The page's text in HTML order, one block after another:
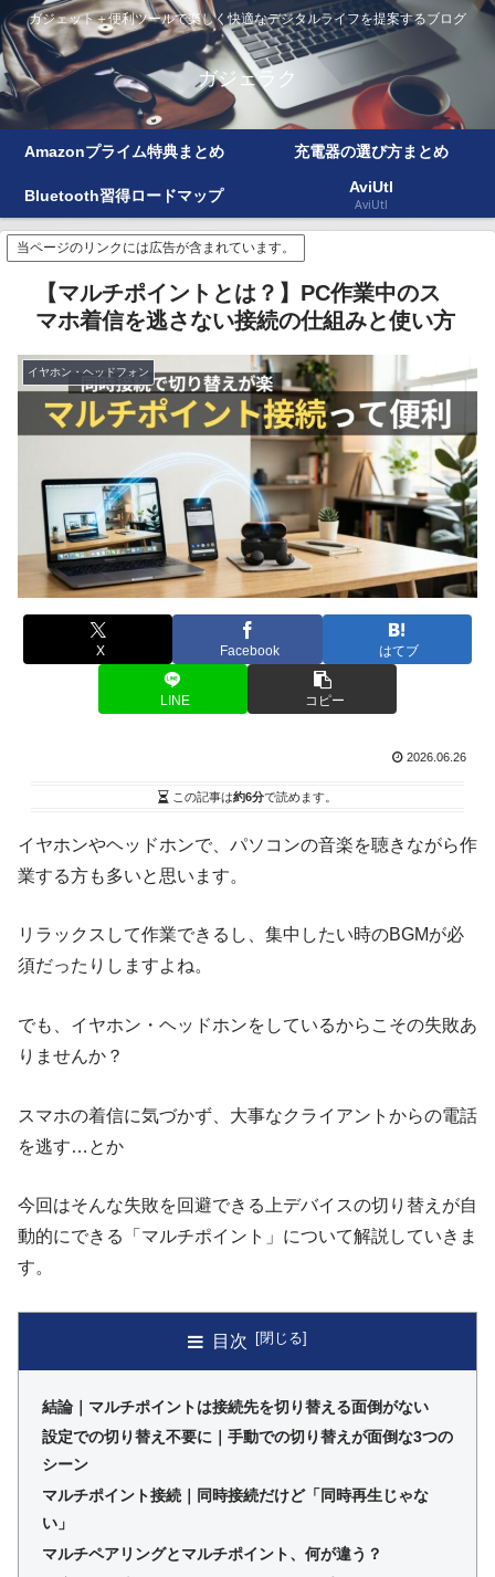
ガジェット＋便利ツールで楽しく快適なデジタルライフを提案するブログ
ガジェラク
Amazonプライム特典まとめ 充電器の選び方まとめ
Bluetooth習得ロードマップ AviUtl
AviUtl
当ページのリンクには広告が含まれています。
【マルチポイントとは？】PC作業中のス
マホ着信を逃さない接続の仕組みと使い方
イヤホン・ヘッドフォン
X Facebook はてブ
LINE コピー
2026.06.26
この記事は約6分で読めます。
イヤホンやヘッドホンで、パソコンの音楽を聴きながら作
業する方も多いと思います。
リラックスして作業できるし、集中したい時のBGMが必
須だったりしますよね。
でも、イヤホン・ヘッドホンをしているからこその失敗あ
りませんか？
スマホの着信に気づかず、大事なクライアントからの電話
を逃す…とか
今回はそんな失敗を回避できる上デバイスの切り替えが自
動的にできる「マルチポイント」について解説していきま
す。
目次
結論｜マルチポイントは接続先を切り替える面倒がない
設定での切り替え不要に｜手動での切り替えが面倒な3つの
シーン
マルチポイント接続｜同時接続だけど「同時再生じゃな
い」
マルチペアリングとマルチポイント、何が違う？